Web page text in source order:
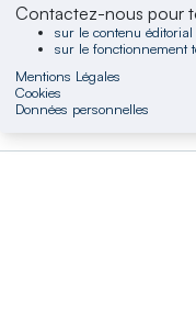
Contactez-nous pour
sur le contenu éditorial
sur le fonctionnement
Mentions Légales
Cookies
Données personnelles